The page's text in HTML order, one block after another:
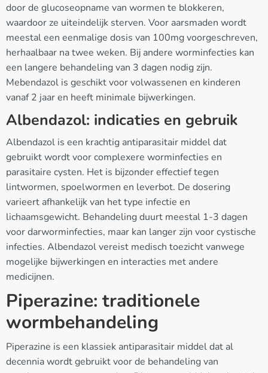
door de glucoseopname van wormen te blokkeren,
waardoor ze uiteindelijk sterven. Voor aarsmaden wordt
meestal een eenmalige dosis van 100mg voorgeschreven,
herhaalbaar na twee weken. Bij andere worminfecties kan
een langere behandeling van 3 dagen nodig zijn.
Mebendazol is geschikt voor volwassenen en kinderen
vanaf 2 jaar en heeft minimale bijwerkingen.
Albendazol: indicaties en gebruik
Albendazol is een krachtig antiparasitair middel dat
gebruikt wordt voor complexere worminfecties en
parasitaire cysten. Het is bijzonder effectief tegen
lintwormen, spoelwormen en leverbot. De dosering
varieert afhankelijk van het type infectie en
lichaamsgewicht. Behandeling duurt meestal 1-3 dagen
voor darworminfecties, maar kan langer zijn voor cystische
infecties. Albendazol vereist medisch toezicht vanwege
mogelijke bijwerkingen en interacties met andere
medicijnen.
Piperazine: traditionele
wormbehandeling
Piperazine is een klassiek antiparasitair middel dat al
decennia wordt gebruikt voor de behandeling van